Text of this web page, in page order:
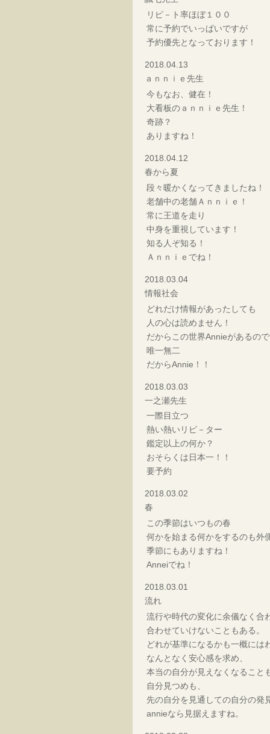
リピ－ト率ほぼ１００
常に予約でいっぱいですが
予約優先となっております！
2018.04.13
ａｎｎｉｅ先生
今もなお、健在！
大看板のａｎｎｉｅ先生！
奇跡？
ありますね！
2018.04.12
春から夏
段々暖かくなってきましたね！
老舗中の老舗Ａｎｎｉｅ！
常に王道を走り
中身を重視しています！
知る人ぞ知る！
Ａｎｎｉｅでね！
2018.03.04
情報社会
どれだけ情報があったしても
人の心は読めません！
だからこの世界Annieがあるの
唯一無二
だからAnnie！！
2018.03.03
一之瀬先生
一際目立つ
熱い熱いリピ－ター
鑑定以上の何か？
おそらくは日本一！！
要予約
2018.03.02
春
この季節はいつもの春
何かを始まる何かをするのも外
季節にもありますね！
Anneiでね！
2018.03.01
流れ
流行や時代の変化に余儀なく合
合わせていけないこともある。
どれが基準になるかも一概には
なんとなく安心感を求め、
本当の自分が見えなくなること
自分見つめも、
先の自分を見通しての自分の発
annieなら見据えますね。